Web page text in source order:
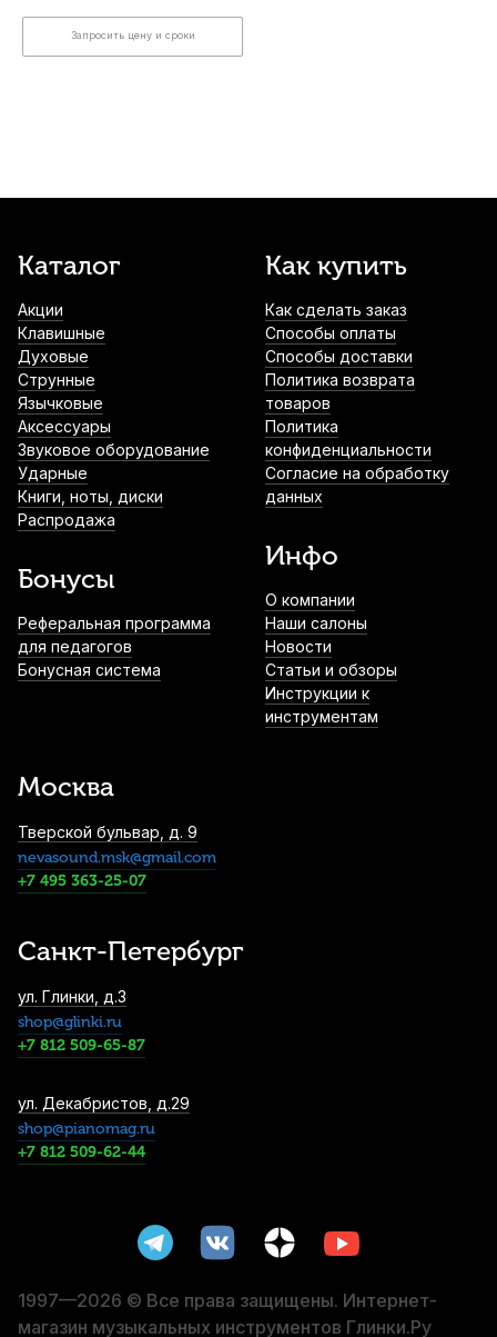
Запросить цену и сроки
Каталог
Акции
Клавишные
Духовые
Струнные
Язычковые
Аксессуары
Звуковое оборудование
Ударные
Книги, ноты, диски
Распродажа
Бонусы
Реферальная программа
для педагогов
Бонусная система
Как купить
Как сделать заказ
Способы оплаты
Способы доставки
Политика возврата
товаров
Политика
конфиденциальности
Согласие на обработку
данных
Инфо
О компании
Наши салоны
Новости
Статьи и обзоры
Инструкции к
инструментам
Москва
Тверской бульвар, д. 9
nevasound.msk@gmail.com
+7 495 363-25-07
Санкт-Петербург
ул. Глинки, д.3
shop@glinki.ru
+7 812 509-65-87
ул. Декабристов, д.29
shop@pianomag.ru
+7 812 509-62-44
1997—2026 © Все права защищены. Интернет-
магазин музыкальных инструментов Глинки.Ру